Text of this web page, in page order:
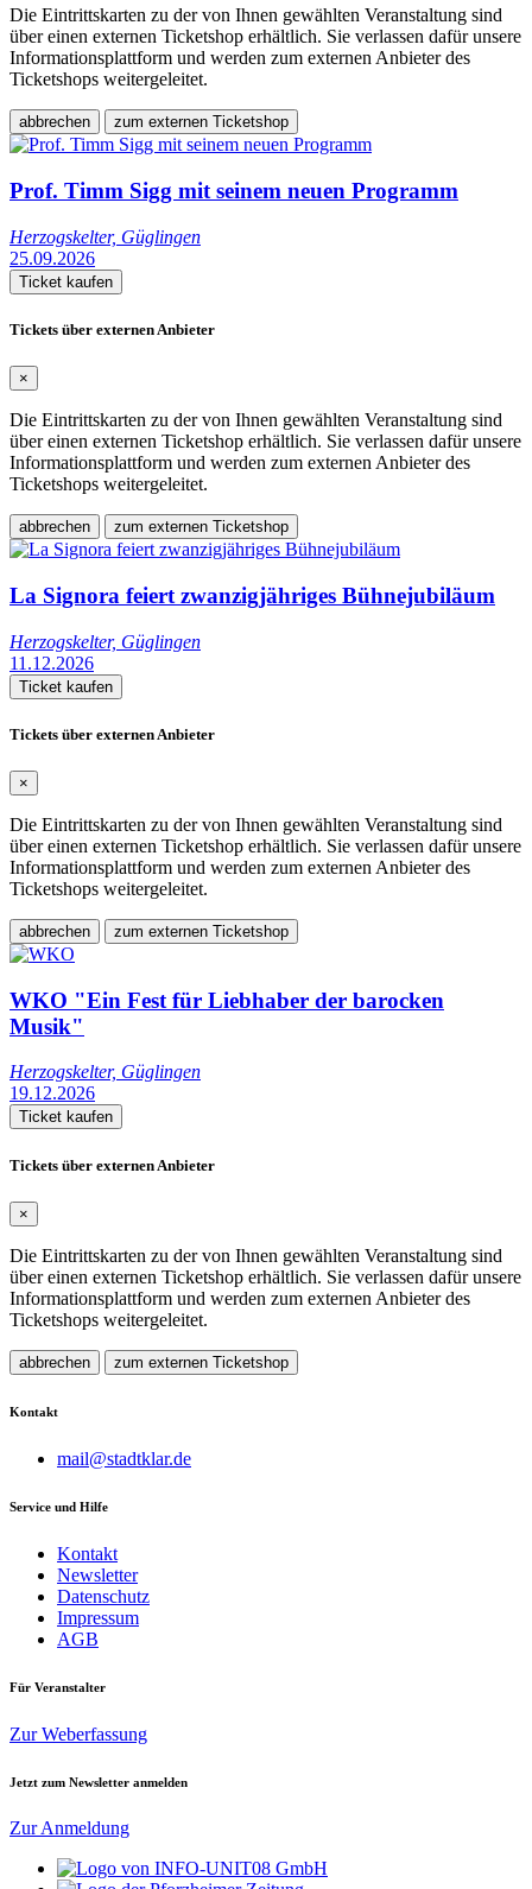
Die Eintrittskarten zu der von Ihnen gewählten Veranstaltung sind
über einen externen Ticketshop erhältlich. Sie verlassen dafür unsere
Informationsplattform und werden zum externen Anbieter des
Ticketshops weitergeleitet.
abbrechen zum externen Ticketshop
Prof. Timm Sigg mit seinem neuen Programm
Herzogskelter, Güglingen
25.09.2026
Ticket kaufen
Tickets über externen Anbieter
×
Die Eintrittskarten zu der von Ihnen gewählten Veranstaltung sind
über einen externen Ticketshop erhältlich. Sie verlassen dafür unsere
Informationsplattform und werden zum externen Anbieter des
Ticketshops weitergeleitet.
abbrechen zum externen Ticketshop
La Signora feiert zwanzigjähriges Bühnejubiläum
Herzogskelter, Güglingen
11.12.2026
Ticket kaufen
Tickets über externen Anbieter
×
Die Eintrittskarten zu der von Ihnen gewählten Veranstaltung sind
über einen externen Ticketshop erhältlich. Sie verlassen dafür unsere
Informationsplattform und werden zum externen Anbieter des
Ticketshops weitergeleitet.
abbrechen zum externen Ticketshop
WKO "Ein Fest für Liebhaber der barocken
Musik"
Herzogskelter, Güglingen
19.12.2026
Ticket kaufen
Tickets über externen Anbieter
×
Die Eintrittskarten zu der von Ihnen gewählten Veranstaltung sind
über einen externen Ticketshop erhältlich. Sie verlassen dafür unsere
Informationsplattform und werden zum externen Anbieter des
Ticketshops weitergeleitet.
abbrechen zum externen Ticketshop
Kontakt
mail@stadtklar.de
Service und Hilfe
Kontakt
Newsletter
Datenschutz
Impressum
AGB
Für Veranstalter
Zur Weberfassung
Jetzt zum Newsletter anmelden
Zur Anmeldung